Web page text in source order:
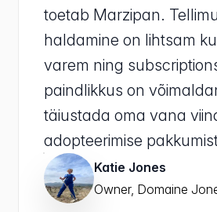
toetab Marzipan.
haldamine on lihtsam
varem ning
paindlikkus on
täiustada oma vana
adopteerimise
Katie Jones
Owner, Domaine